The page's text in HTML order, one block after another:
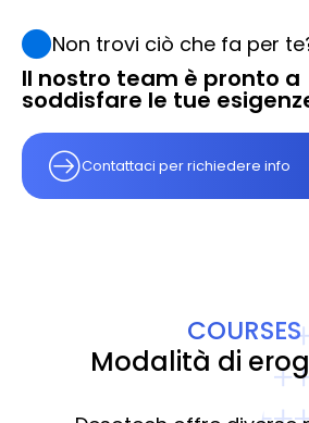
Non trovi ciò che fa per
Il nostro team è pronto a
soddisfare le tue
Contattaci per richiedere info
COURSES
Modalità di